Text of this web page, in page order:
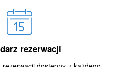
rezerwacji